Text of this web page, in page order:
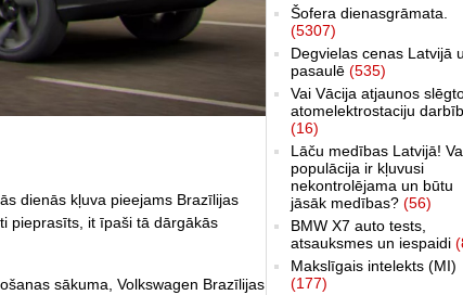
dienās kļuva pieejams Brazīlijas
pieprasīts, it īpaši tā dārgākās
sākuma, Volkswagen Brazīlijas
Šofera dienasgrāmata.
(5307)
Degvielas cenas Latvijā
pasaulē (535)
Vai Vācija atjaunos
atomelektrostaciju
(16)
Lāču medības Latvijā!
populācija ir kļuvusi
nekontrolējama un būtu
jāsāk medības? (56)
BMW X7 auto tests,
atsauksmes un iespaidi
Makslīgais intelekts (MI)
(177)